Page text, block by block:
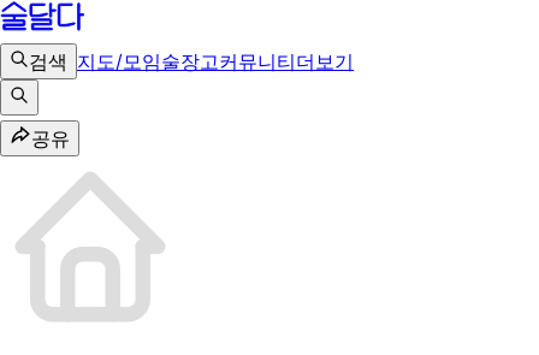
검색 지도/모임술장고커뮤니티더보기
공유